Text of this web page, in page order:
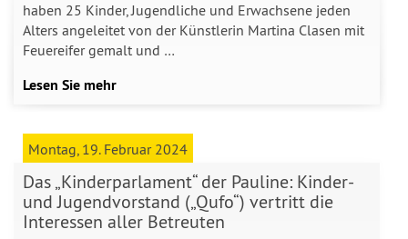
haben 25 Kinder, Jugendliche und Erwachsene jeden
Alters angeleitet von der Künstlerin Martina Clasen mit
Feuereifer gemalt und …
Lesen Sie mehr
Montag, 19. Februar 2024
Das „Kinderparlament“ der Pauline: Kinder-
und Jugendvorstand („Qufo“) vertritt die
Interessen aller Betreuten